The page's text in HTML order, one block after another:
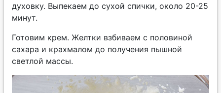
духовку. Выпекаем до сухой спички, около 20-25
минут.
Готовим крем. Желтки взбиваем c половиной
сахара и крахмалом до получения пышной
светлой массы.